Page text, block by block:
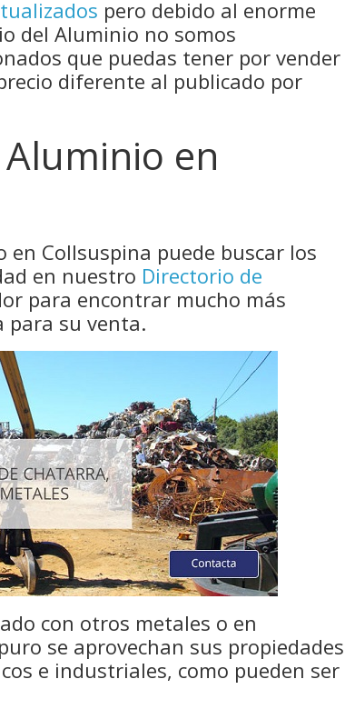
pero debido al enorme
del Aluminio no somos
que puedas tener por vender
diferente al publicado por
en
Collsuspina puede buscar los
en nuestro Directorio de
para encontrar mucho más
para su venta.
con otros metales o en
se aprovechan sus propiedades
e industriales, como pueden ser